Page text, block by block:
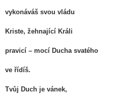
vykonáváš svou vládu
Kriste, žehnající Králi
pravicí – mocí Ducha svatého
ve řídíš.
Tvůj Duch je vánek,